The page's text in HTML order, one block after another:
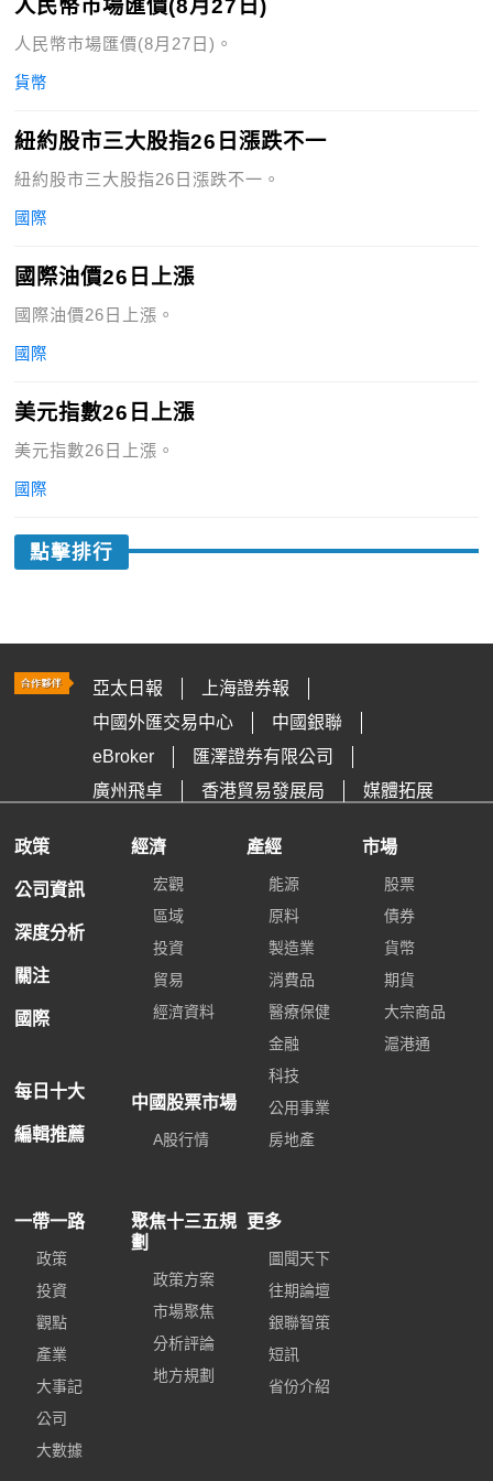
人民幣市場匯價(8月27日)
人民幣市場匯價(8月27日)。
貨幣
紐約股市三大股指26日漲跌不一
紐約股市三大股指26日漲跌不一。
國際
國際油價26日上漲
國際油價26日上漲。
國際
美元指數26日上漲
美元指數26日上漲。
國際
點擊排行
亞太日報
上海證券報
中國外匯交易中心
中國銀聯
eBroker
匯澤證券有限公司
廣州飛卓
香港貿易發展局 媒體拓展
政策
公司資訊
深度分析
關注
國際
每日十大
編輯推薦
經濟
宏觀
區域
投資
貿易
經濟資料
中國股票市場
A股行情
產經
能源
原料
製造業
消費品
醫療保健
金融
科技
公用事業
房地產
市場
股票
債券
貨幣
期貨
大宗商品
滬港通
一帶一路
政策
投資
觀點
產業
大事記
公司
大數據
聚焦十三五規
劃
政策方案
市場聚焦
分析評論
地方規劃
更多
圖聞天下
往期論壇
銀聯智策
短訊
省份介紹